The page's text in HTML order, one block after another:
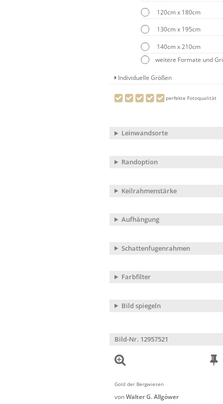
120cm x 180cm
130cm x 195cm
140cm x 210cm
weitere Formate und
Individuelle Größen
perfekte Fotoqualität
Leinwandsorte
Randoption
Keilrahmenstärke
Aufhängung
Schattenfugenrahmen
Farbfilter
Bild spiegeln
Bild-Nr. 12957521
Gold der Bergwiesen
vonWalter G. Allgöwer